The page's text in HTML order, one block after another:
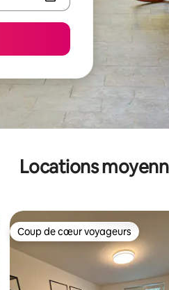
Locations
Coup de cœur voyageurs
Coup de cœur voyageurs